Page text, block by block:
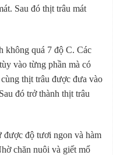
Sau đó thịt trâu mát
không quá 7 độ C. Các
vào từng phần mà có
thịt trâu được đưa vào
đó trở thành thịt trâu
được độ tươi ngon và hàm
chăn nuôi và giết mổ